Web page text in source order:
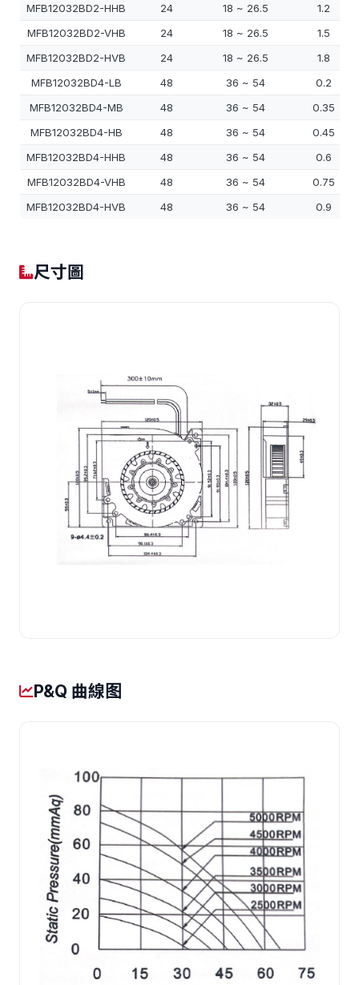
MFB12032BD2-HHB 24 18 ~ 26.5
1.2
MFB12032BD2-VHB
24 18 ~ 26.5
1.5
MFB12032BD2-HVB
24 18 ~ 26.5
1.8
MFB12032BD4-LB
48 36 ~ 54
0.2
MFB12032BD4-MB
48 36 ~ 54
0.35
MFB12032BD4-HB
48 36 ~ 54
0.45
MFB12032BD4-HHB
48 36 ~ 54
0.6
MFB12032BD4-VHB
48 36 ~ 54
0.75
MFB12032BD4-HVB
48 36 ~ 54 0.9
尺寸圖
P&Q 曲線图